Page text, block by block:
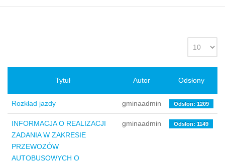
Tytuł Autor Odsłony
Rozkład jazdy gminaadmin Odsłon: 1209
INFORMACJA O REALIZACJI
ZADANIA W ZAKRESIE
PRZEWOZÓW
AUTOBUSOWYCH O
gminaadmin Odsłon: 1149